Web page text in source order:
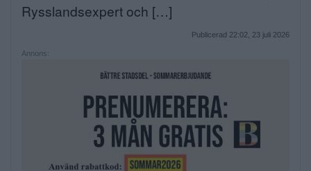
Rysslandsexpert och […]
Publicerad 22:02, 23 juli 2026
Annons: